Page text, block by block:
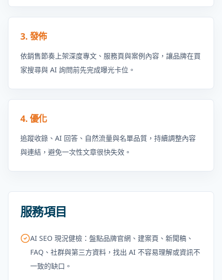
3. 發佈
依銷售節奏上架深度專文、服務頁與案例內容，讓品牌在買
家搜尋與 AI 詢問前先完成曝光卡位。
4. 優化
追蹤收錄、AI 回答、自然流量與名單品質，持續調整內容
與連結，避免一次性文章很快失效。
服務項目
AI SEO 現況健檢：盤點品牌官網、建案頁、新聞稿、
FAQ、社群與第三方資料，找出 AI 不容易理解或資訊不
一致的缺口。